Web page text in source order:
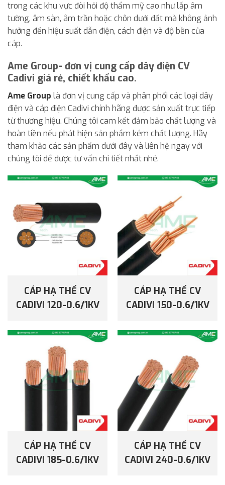
trong các khu vực đòi hỏi độ thẩm mỹ cao như lắp âm
tường, âm sàn, âm trần hoặc chôn dưới đất mà không ảnh
hưởng đến hiệu suất dẫn điện, cách điện và độ bền của
cáp.
Ame Group- đơn vị cung cấp dây điện CV
Cadivi giá rẻ, chiết khấu cao.
Ame Group là đơn vị cung cấp và phân phối các loại dây
điện và cáp điện Cadivi chính hãng được sản xuất trực tiếp
từ thương hiệu. Chúng tôi cam kết đảm bảo chất lượng và
hoàn tiền nếu phát hiện sản phẩm kém chất lượng. Hãy
tham khảo các sản phẩm dưới đây và liên hệ ngay với
chúng tôi để được tư vấn chi tiết nhất nhé.
CÁP HẠ THẾ CV
CADIVI 120-0.6/1KV
CÁP HẠ THẾ CV
CADIVI 150-0.6/1KV
CÁP HẠ THẾ CV
CADIVI 185-0.6/1KV
CÁP HẠ THẾ CV
CADIVI 240-0.6/1KV